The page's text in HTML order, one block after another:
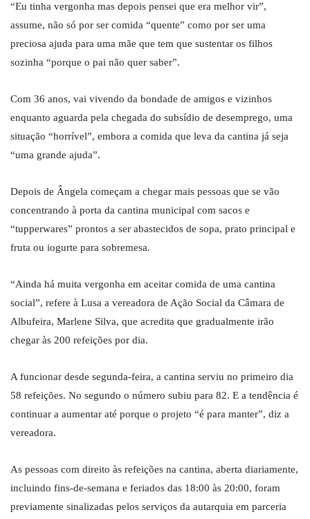
“Eu tinha vergonha mas depois pensei que era melhor vir”,
assume, não só por ser comida “quente” como por ser uma
preciosa ajuda para uma mãe que tem que sustentar os filhos
sozinha “porque o pai não quer saber”.
Com 36 anos, vai vivendo da bondade de amigos e vizinhos
enquanto aguarda pela chegada do subsídio de desemprego, uma
situação “horrível”, embora a comida que leva da cantina já seja
“uma grande ajuda”.
Depois de Ângela começam a chegar mais pessoas que se vão
concentrando à porta da cantina municipal com sacos e
“tupperwares” prontos a ser abastecidos de sopa, prato principal e
fruta ou iogurte para sobremesa.
“Ainda há muita vergonha em aceitar comida de uma cantina
social”, refere à Lusa a vereadora de Ação Social da Câmara de
Albufeira, Marlene Silva, que acredita que gradualmente irão
chegar às 200 refeições por dia.
A funcionar desde segunda-feira, a cantina serviu no primeiro dia
58 refeições. No segundo o número subiu para 82. E a tendência é
continuar a aumentar até porque o projeto “é para manter”, diz a
vereadora.
As pessoas com direito às refeições na cantina, aberta diariamente,
incluindo fins-de-semana e feriados das 18:00 às 20:00, foram
previamente sinalizadas pelos serviços da autarquia em parceria